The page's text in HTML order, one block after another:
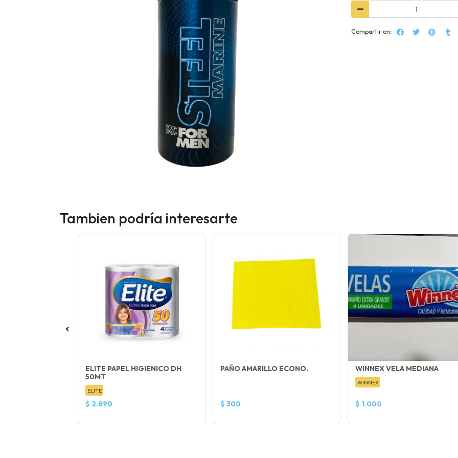
Compartir en:
Tambien podría interesarte
ELITE PAPEL HIGIENICO DH
50MT
ELITE
$ 2.890
PAÑO AMARILLO ECONO.
$ 300
WINNEX VELA MEDIANA
WINNEX
$ 1.000